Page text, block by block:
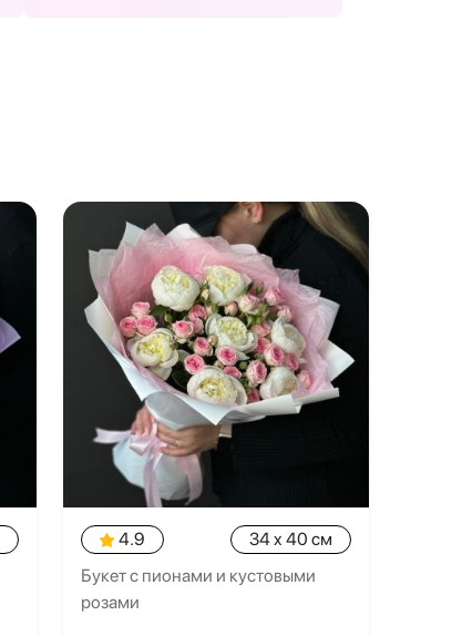
4.9
34 x 40 см
Букет с пионами и кустовыми
розами